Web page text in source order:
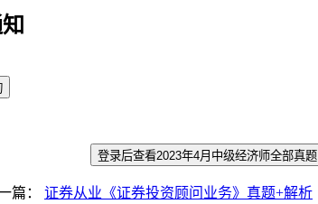
登录后查看2023年4月中级经济师全部真题
篇： 证券从业《证券投资顾问业务》真题+解析